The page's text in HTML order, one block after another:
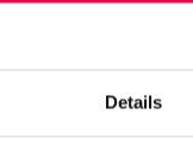
Details
FESTIVAL